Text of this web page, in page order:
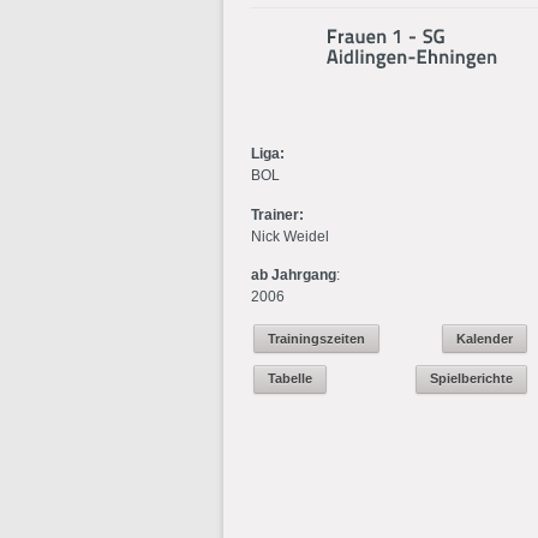
Liga:
BOL
Trainer:
Nick Weidel
ab Jahrgang:
2006
Trainingszeiten Kalender
Tabelle Spielberichte